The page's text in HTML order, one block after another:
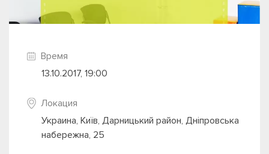
Время
13.10.2017, 19:00
Локация
Украина, Київ, Дарницький район, Дніпровська
набережна, 25